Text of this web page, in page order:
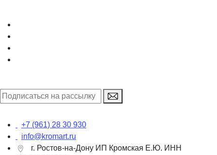
+7 (961) 28 30 930
info@kromart.ru
г. Ростов-на-Дону ИП Кромская Е.Ю. ИНН